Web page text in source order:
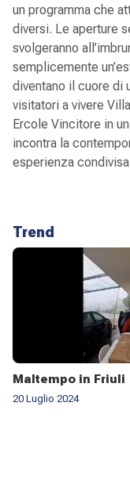
un programma che
diversi. Le aperture
svolgeranno
semplicemente
diventano il cuore di
visitatori a vivere
Ercole Vincitore in
incontra la
esperienza
Trend
Maltempo in Friuli
20 Luglio 2024